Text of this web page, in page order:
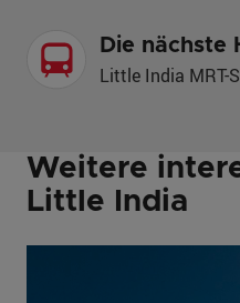
Die nächste
Little India MRT-
Weitere
Little India